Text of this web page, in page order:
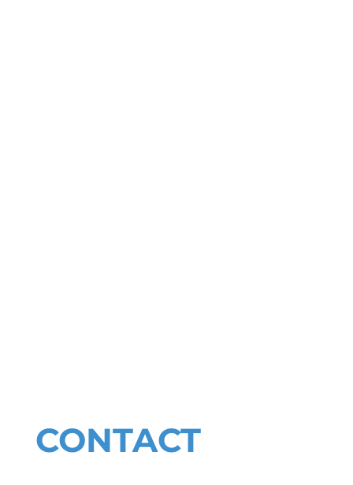
CONTACT